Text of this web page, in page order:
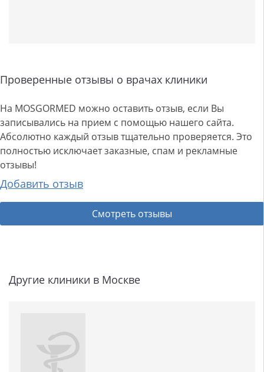
Проверенные отзывы о врачах клиники
На MOSGORMED можно оставить отзыв, если Вы
записывались на прием с помощью нашего сайта.
Абсолютно каждый отзыв тщательно проверяется. Это
полностью исключает заказные, спам и рекламные
отзывы!
Добавить отзыв
Смотреть отзывы
Другие клиники в Москве